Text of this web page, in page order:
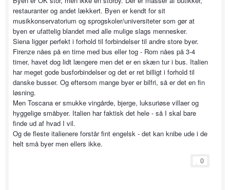
restauranter og andet lækkert. Byen er kendt for sit
musikkonservatorium og sprogskoler/universiteter som gør at
byen er ufattelig blandet med alle mulige slags mennesker.
Siena ligger perfekt i forhold til forbindelser til andre store byer.
Firenze nåes på en time med bus eller tog - Rom nåes på 3-4
timer, havet dog lidt længere men det er en skæn tur i bus. Italien
har meget gode busforbindelser og det er ret billigt i forhold til
danske busser. Og eftersom mange byer er bilfri, så er det en fin
løsning.
Men Toscana er smukke vingårde, bjerge, luksuriøse villaer og
hyggelige småbyer. Italien har faktisk det hele - så I skal bare
finde ud af hvad I vil.
Og de fleste italienere forstår fint engelsk - det kan knibe ude i de
helt små byer men ellers ikke.
0